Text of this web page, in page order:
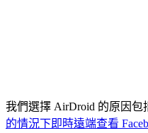
我們選擇 AirDroid 的原因包
的情況下即時遠端查看